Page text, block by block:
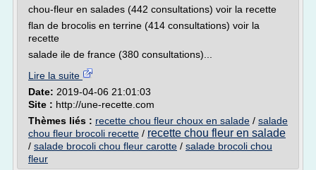
chou-fleur en salades (442 consultations) voir la recette
flan de brocolis en terrine (414 consultations) voir la
recette
salade ile de france (380 consultations)...
Lire la suite
Date: 2019-04-06 21:01:03
Site : http://une-recette.com
Thèmes liés : recette chou fleur choux en salade / salade
chou fleur brocoli recette / recette chou fleur en salade
/ salade brocoli chou fleur carotte / salade brocoli chou
fleur